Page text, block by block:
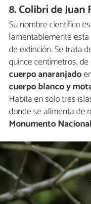
8. Colibrí de Juan
Su nombre científico es
lamentablemente
de extinción. Se trata
quince centímetros,
cuerpo anaranjado
cuerpo blanco y
Habita en solo tres
donde se alimenta de
Monumento